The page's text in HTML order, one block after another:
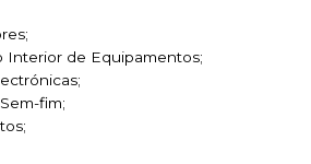
Interior de Equipamentos;
fim;